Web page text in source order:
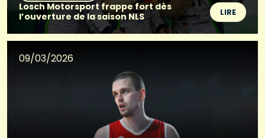
Losch Motorsport frappe fort dès
l’ouverture de la saison NLS
LIRE
09/03/2026